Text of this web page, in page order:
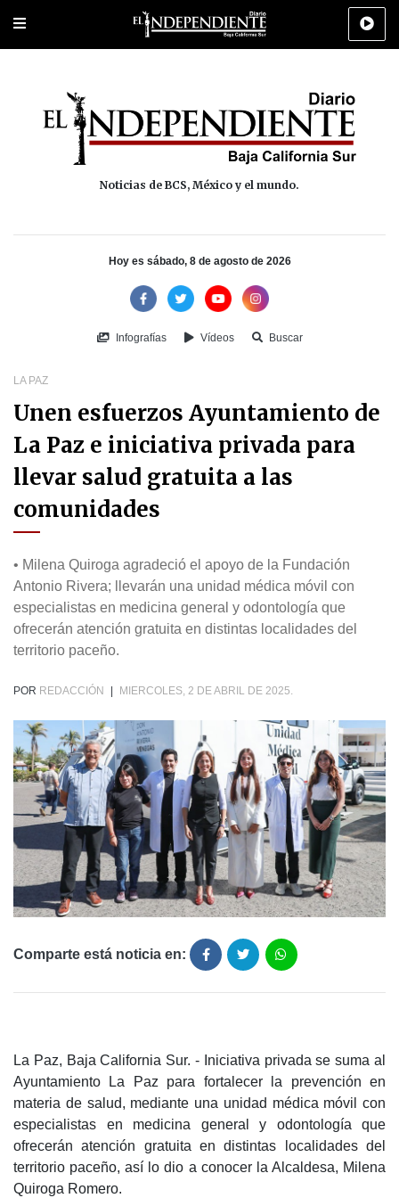
Portada Los Cabos Policiaca Deportes Cultura
Noticias de BCS, México y el mundo.
Hoy es sábado, 8 de agosto de 2026
Infografías Vídeos Buscar
LA PAZ
Unen esfuerzos Ayuntamiento de
La Paz e iniciativa privada para
llevar salud gratuita a las
comunidades
• Milena Quiroga agradeció el apoyo de la Fundación
Antonio Rivera; llevarán una unidad médica móvil con
especialistas en medicina general y odontología que
ofrecerán atención gratuita en distintas localidades del
territorio paceño.
POR REDACCIÓN MIERCOLES, 2 DE ABRIL DE 2025.
Comparte está noticia en:
La Paz, Baja California Sur. - Iniciativa privada se suma al
Ayuntamiento La Paz para fortalecer la prevención en
materia de salud, mediante una unidad médica móvil con
especialistas en medicina general y odontología que
ofrecerán atención gratuita en distintas localidades del
territorio paceño, así lo dio a conocer la Alcaldesa, Milena
Quiroga Romero.